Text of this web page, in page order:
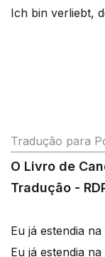
Ich bin verliebt,
Tradução para
O Livro de
Tradução -
Eu já estendia
Eu já estendia